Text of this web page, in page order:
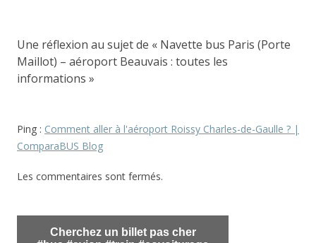
Une réflexion au sujet de « Navette bus Paris (Porte
Maillot) – aéroport Beauvais : toutes les
informations »
Ping : Comment aller à l'aéroport Roissy Charles-de-Gaulle ? |
ComparaBUS Blog
Les commentaires sont fermés.